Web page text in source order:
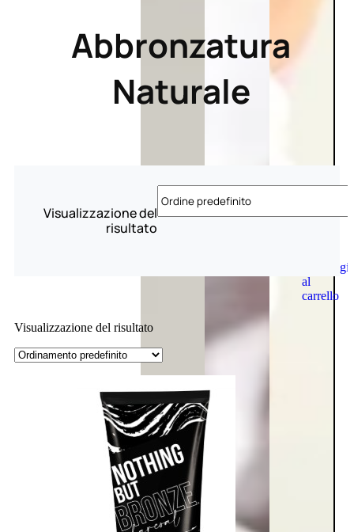
Aggiungi
al
carrello
Abbronzatura
Naturale
Visualizzazione del
risultato
Visualizzazione del risultato